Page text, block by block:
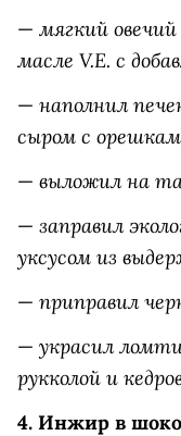
— мягкий
масле V.E. с
— наполнил
сыром с
— выложил на
— заправил
уксусом из
— приправил
— украсил
рукколой и
4. Инжир в